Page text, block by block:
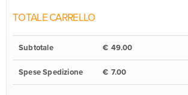
TOTALE CARRELLO
Subtotale €
Spese Spedizione €